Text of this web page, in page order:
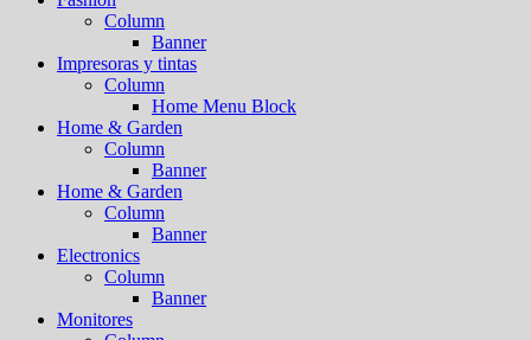
Column
Banner
Impresoras y tintas
Column
Home Menu Block
Home & Garden
Column
Banner
Home & Garden
Column
Banner
Electronics
Column
Banner
Monitores